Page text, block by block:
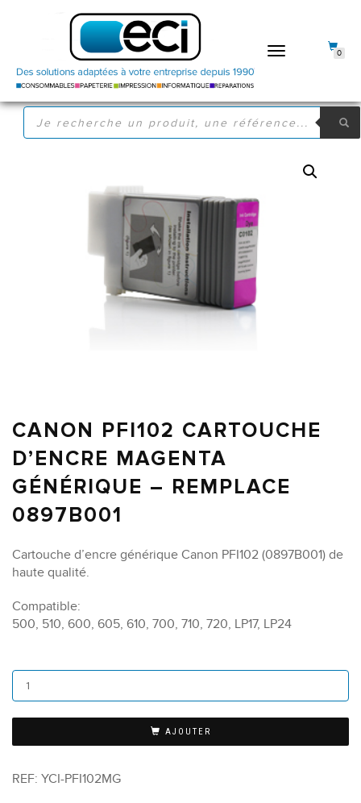
DÉPLIER
RECHERCHE
PRODUITS
0
CANON PFI102 CARTOUCHE
D’ENCRE MAGENTA
GÉNÉRIQUE – REMPLACE
0897B001
Cartouche d’encre générique Canon PFI102 (0897B001) de
haute qualité.
Compatible:
500, 510, 600, 605, 610, 700, 710, 720, LP17, LP24
AJOUTER
REF: YCI-PFI102MG